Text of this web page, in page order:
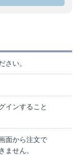
さい。
インすること
面から注文で
ません。